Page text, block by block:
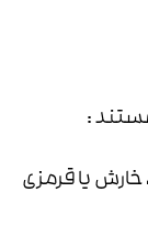
:
یا قرمزی